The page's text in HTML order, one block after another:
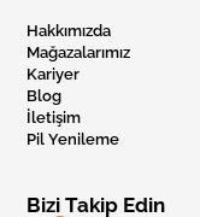
Hakkımızda
Mağazalarımız
Kariyer
Blog
İletişim
Pil Yenileme
Bizi Takip Edin